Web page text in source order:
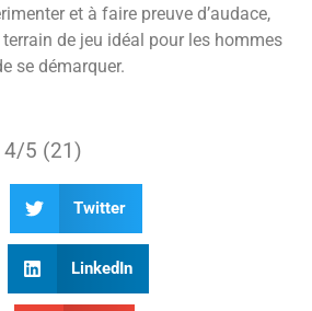
et à faire preuve d’audace,
de jeu idéal pour les hommes
se démarquer.
4/5 (21)
Twitter
LinkedIn